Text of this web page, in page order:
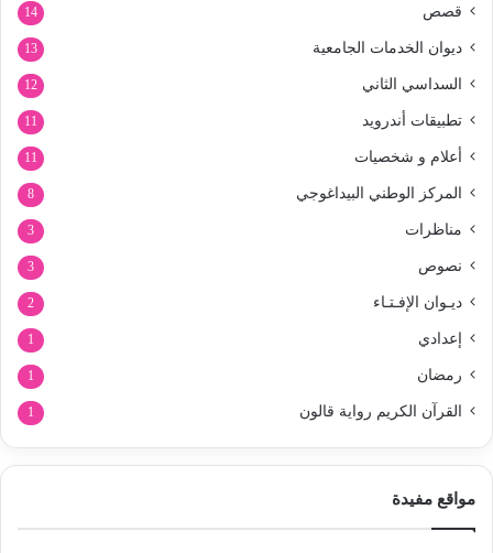
قصص 14
ديوان الخدمات الجامعية 13
السداسي الثاني 12
تطبيقات أندرويد 11
أعلام و شخصيات 11
المركز الوطني البيداغوجي 8
مناظرات 3
نصوص 3
ديـوان الإفـتـاء 2
إعدادي 1
رمضان 1
القرآن الكريم رواية قالون 1
مواقع مفيدة